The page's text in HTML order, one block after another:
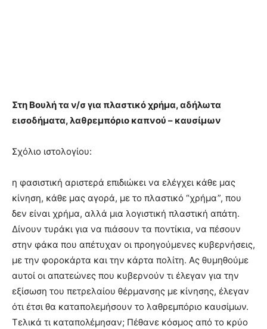
Στη Βουλή τα ν/σ για πλαστικό χρήμα, αδήλωτα
εισοδήματα, λαθρεμπόριο καπνού – καυσίμων
Σχόλιο ιστολογίου:
η φασιστική αριστερά επιδιώκει να ελέγχει κάθε μας
κίνηση, κάθε μας αγορά, με το πλαστικό “χρήμα”, που
δεν είναι χρήμα, αλλά μια λογιστική πλαστική απάτη.
Δίνουν τυράκι για να πιάσουν τα ποντίκια, να πέσουν
στην φάκα που απέτυχαν οι προηγούμενες κυβερνήσεις,
με την φοροκάρτα και την κάρτα πολίτη. Ας θυμηθούμε
αυτοί οι απατεώνες που κυβερνούν τι έλεγαν για την
εξίσωση του πετρελαίου θέρμανσης με κίνησης, έλεγαν
ότι έτσι θα καταπολεμήσουν το λαθρεμπόριο καυσίμων.
Τελικά τι καταπολέμησαν; Πέθανε κόσμος από το κρύο